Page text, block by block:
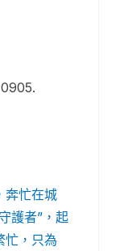
奔忙在城
護者”，起
忙，只為